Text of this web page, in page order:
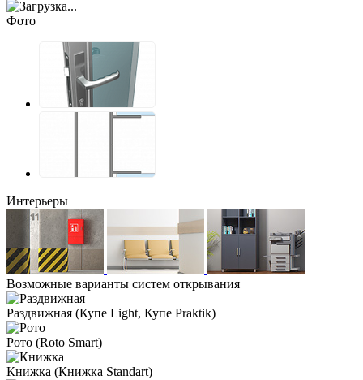
Фото
Интерьеры
Возможные варианты систем открывания
Раздвижная (Купе Light, Купе Praktik)
Рото (Roto Smart)
Книжка (Книжка Standart)